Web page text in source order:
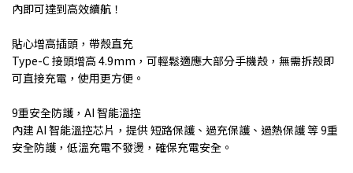
內即可達到高效續航！
貼心增高插頭，帶殼直充
Type-C 接頭增高 4.9mm，可輕鬆適應大部分手機殼，無需拆殼即
可直接充電，使用更方便。
9重安全防護，AI 智能溫控
內建 AI 智能溫控芯片，提供 短路保護、過充保護、過熱保護 等 9重
安全防護，低溫充電不發燙，確保充電安全。